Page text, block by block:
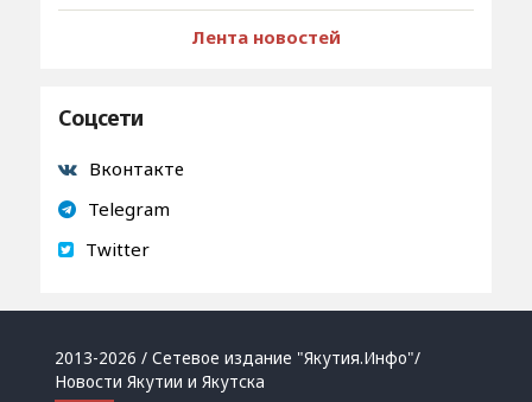
Лента новостей
Соцсети
Вконтакте
Telegram
Twitter
2013-2026 / Сетевое издание "Якутия.Инфо"/
Новости Якутии и Якутска